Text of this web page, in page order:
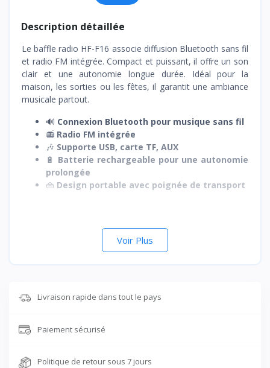
Description détaillée
Le baffle radio HF-F16 associe diffusion Bluetooth sans fil
et radio FM intégrée. Compact et puissant, il offre un son
clair et une autonomie longue durée. Idéal pour la
maison, les sorties ou les fêtes, il garantit une ambiance
musicale partout.
🔊 Connexion Bluetooth pour musique sans fil
📻 Radio FM intégrée
🎶 Supporte USB, carte TF, AUX
🔋 Batterie rechargeable pour une autonomie
prolongée
👜 Design portable avec poignée de transport
Voir Plus
Livraison rapide dans tout le pays
Paiement sécurisé
Politique de retour sous 7 jours